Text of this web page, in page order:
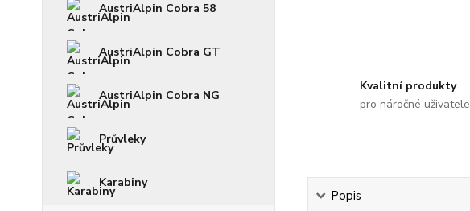
AustriAlpin Cobra 58
AustriAlpin Cobra GT
AustriAlpin Cobra NG
Průvleky
Karabiny
Kvalitní produkty
pro náročné uživatele
Popis